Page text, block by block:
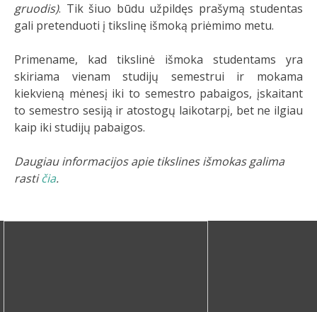
gruodis). Tik šiuo būdu užpildęs prašymą studentas
gali pretenduoti į tikslinę išmoką priėmimo metu.
Primename, kad tikslinė išmoka studentams yra
skiriama vienam studijų semestrui ir mokama
kiekvieną mėnesį iki to semestro pabaigos, įskaitant
to semestro sesiją ir atostogų laikotarpį, bet ne ilgiau
kaip iki studijų pabaigos.
Daugiau informacijos apie tikslines išmokas galima
rastičia.